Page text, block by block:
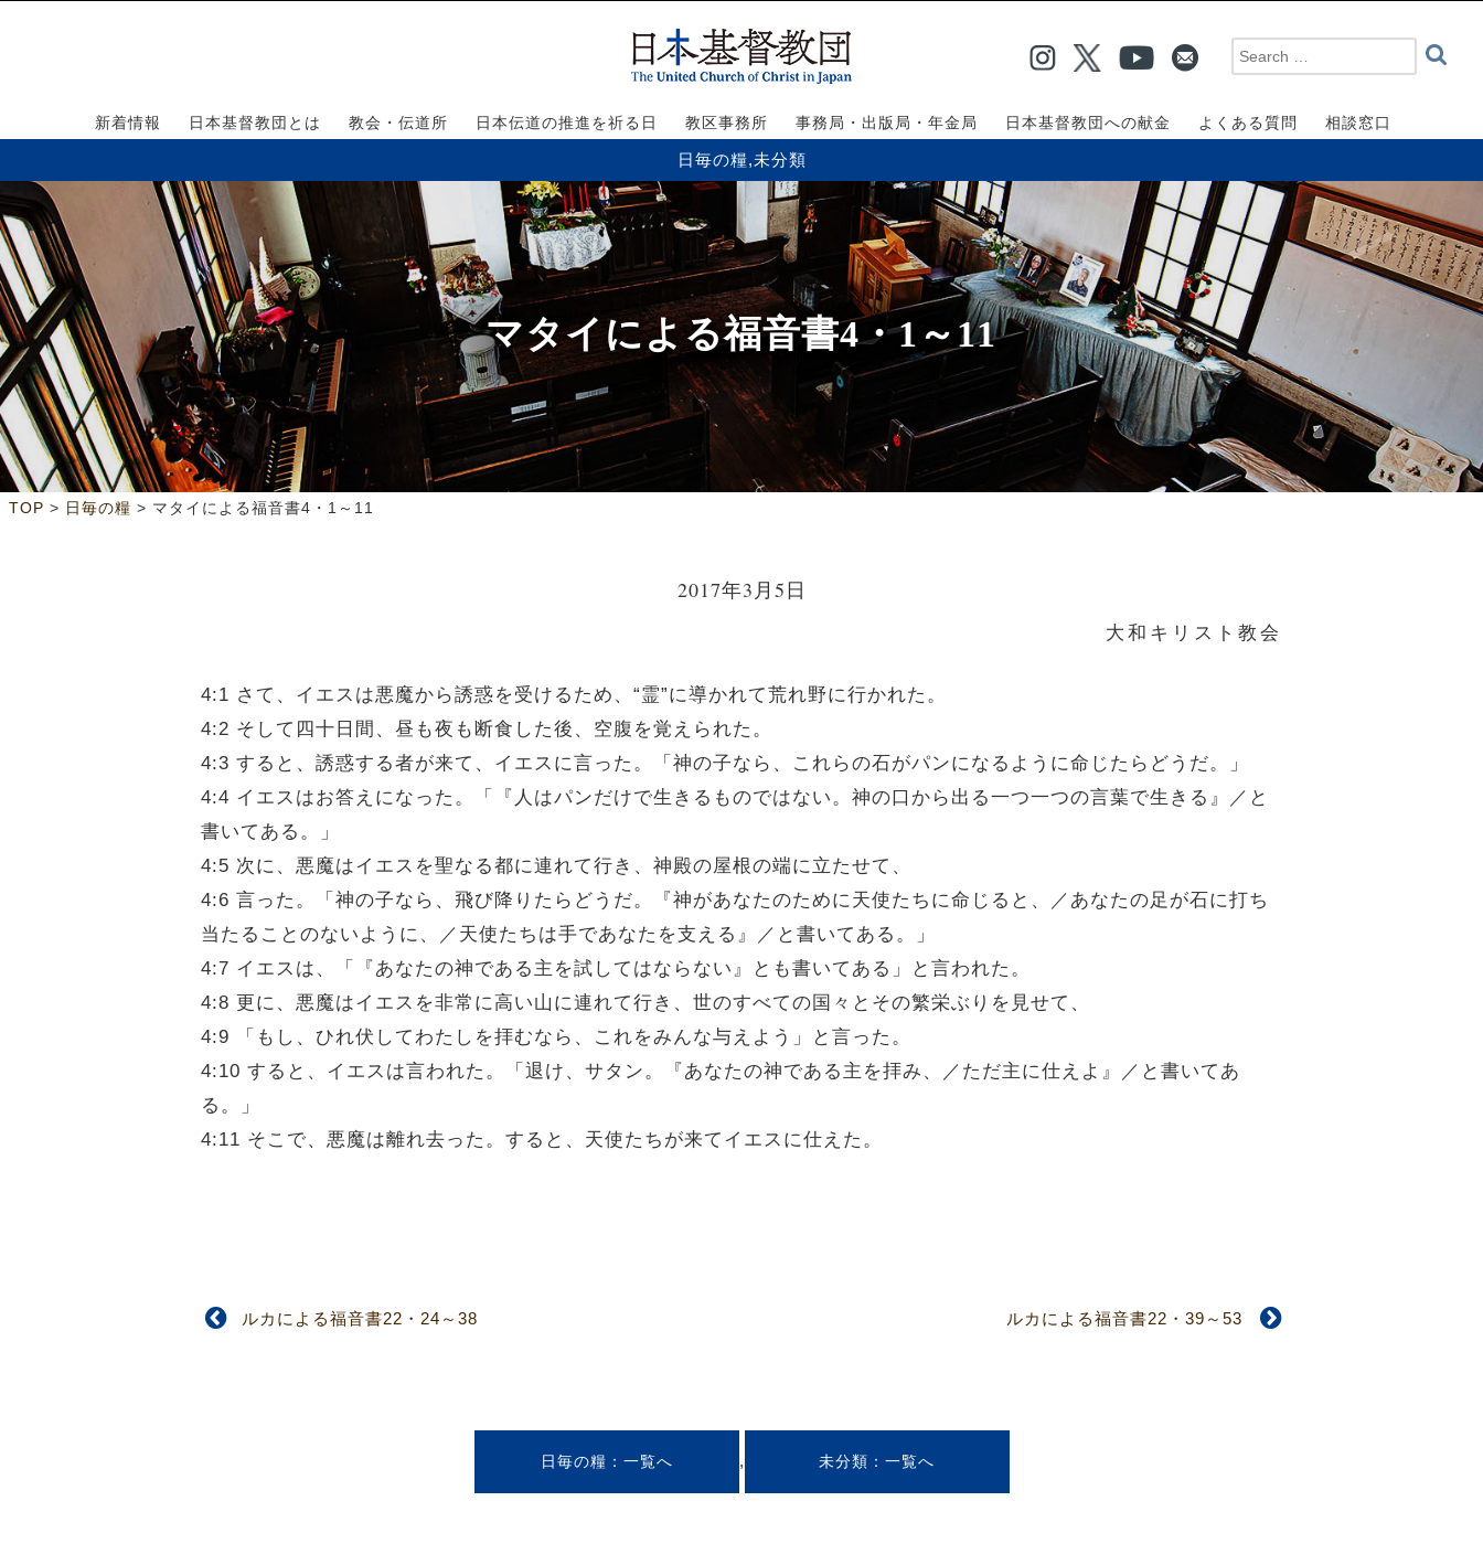
新着情報 日本基督教団とは 教会・伝道所 日本伝道の推進を祈る日 教区事務所 事務局・出版局・年金局 日本基督教団への献金 よくある質問 相談窓口
日毎の糧,未分類
マタイによる福音書4・1～11
TOP > 日毎の糧 > マタイによる福音書4・1～11
2017年3月5日
大和キリスト教会
4:1 さて、イエスは悪魔から誘惑を受けるため、“霊”に導かれて荒れ野に行かれた。
4:2 そして四十日間、昼も夜も断食した後、空腹を覚えられた。
4:3 すると、誘惑する者が来て、イエスに言った。「神の子なら、これらの石がパンになるように命じたらどうだ。」
4:4 イエスはお答えになった。「『人はパンだけで生きるものではない。神の口から出る一つ一つの言葉で生きる』／と
書いてある。」
4:5 次に、悪魔はイエスを聖なる都に連れて行き、神殿の屋根の端に立たせて、
4:6 言った。「神の子なら、飛び降りたらどうだ。『神があなたのために天使たちに命じると、／あなたの足が石に打ち
当たることのないように、／天使たちは手であなたを支える』／と書いてある。」
4:7 イエスは、「『あなたの神である主を試してはならない』とも書いてある」と言われた。
4:8 更に、悪魔はイエスを非常に高い山に連れて行き、世のすべての国々とその繁栄ぶりを見せて、
4:9 「もし、ひれ伏してわたしを拝むなら、これをみんな与えよう」と言った。
4:10 すると、イエスは言われた。「退け、サタン。『あなたの神である主を拝み、／ただ主に仕えよ』／と書いてあ
る。」
4:11 そこで、悪魔は離れ去った。すると、天使たちが来てイエスに仕えた。
ルカによる福音書22・24～38 ルカによる福音書22・39～53
日毎の糧 , 未分類